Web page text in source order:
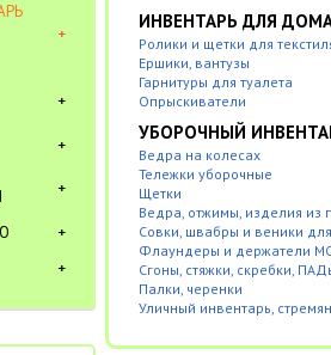
ИНВЕНТАРЬ ДЛЯ
Ролики и щетки для
Ершики, вантузы
Гарнитуры для туалета
Опрыскиватели
УБОРОЧНЫЙ
Ведра на колесах
Тележки уборочные
Щетки
Ведра, отжимы, изделия из
Совки, швабры и веники
Флаундеры и держатели
Сгоны, стяжки, скребки,
Палки, черенки
Уличный инвентарь,